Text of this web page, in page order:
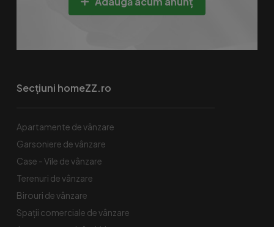
Secțiuni homeZZ.ro
Apartamente de vânzare
Garsoniere de vânzare
Case - Vile de vânzare
Terenuri de vânzare
Birouri de vânzare
Spaţii comerciale de vânzare